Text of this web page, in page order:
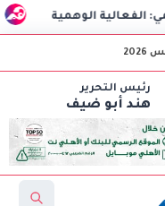
السفير
رئيس التحرير
هند أبو ضيف